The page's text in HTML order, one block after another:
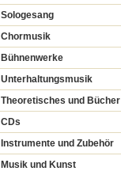
Sologesang
Chormusik
Bühnenwerke
Unterhaltungsmusik
Theoretisches und Bücher
CDs
Instrumente und Zubehör
Musik und Kunst